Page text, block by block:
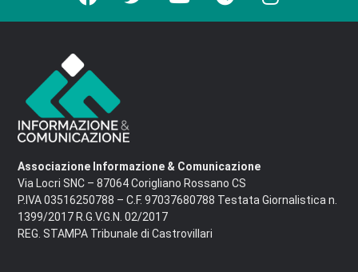
Associazione Informazione & Comunicazione
Via Locri SNC – 87064 Corigliano Rossano CS
P.IVA 03516250788 – C.F. 97037680788 Testata Giornalistica n.
1399/2017 R.G.V.G.N. 02/2017
REG. STAMPA Tribunale di Castrovillari